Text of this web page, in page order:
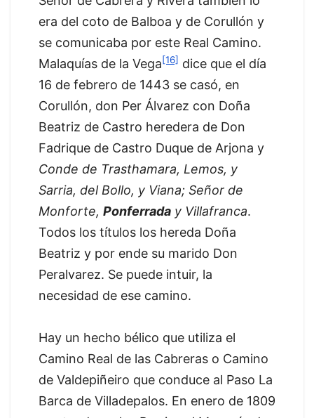
era del coto de Balboa y de Corullón y
se comunicaba por este Real Camino.
Malaquías de la Vega[16] dice que el día
16 de febrero de 1443 se casó, en
Corullón, don Per Álvarez con Doña
Beatriz de Castro heredera de Don
Fadrique de Castro Duque de Arjona y
Conde de Trasthamara, Lemos, y
Sarria, del Bollo, y Viana; Señor de
Monforte, Ponferrada y Villafranca.
Todos los títulos los hereda Doña
Beatriz y por ende su marido Don
Peralvarez. Se puede intuir, la
necesidad de ese camino.
Hay un hecho bélico que utiliza el
Camino Real de las Cabreras o Camino
de Valdepiñeiro que conduce al Paso La
Barca de Villadepalos. En enero de 1809